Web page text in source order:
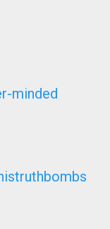
minded